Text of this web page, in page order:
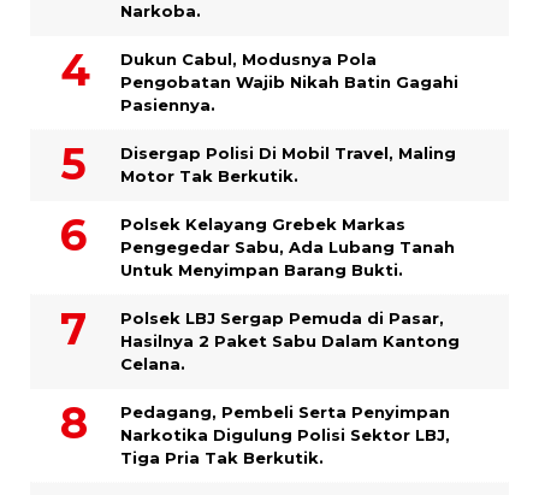
Narkoba.
Dukun Cabul, Modusnya Pola
Pengobatan Wajib Nikah Batin Gagahi
Pasiennya.
Disergap Polisi Di Mobil Travel, Maling
Motor Tak Berkutik.
Polsek Kelayang Grebek Markas
Pengegedar Sabu, Ada Lubang Tanah
Untuk Menyimpan Barang Bukti.
Polsek LBJ Sergap Pemuda di Pasar,
Hasilnya 2 Paket Sabu Dalam Kantong
Celana.
Pedagang, Pembeli Serta Penyimpan
Narkotika Digulung Polisi Sektor LBJ,
Tiga Pria Tak Berkutik.